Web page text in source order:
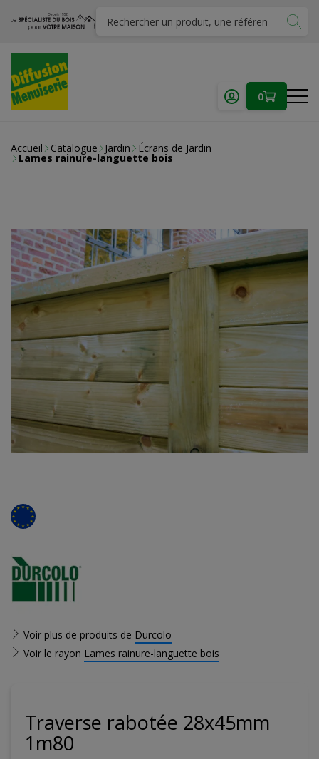
0
Accueil Catalogue Jardin Écrans de Jardin
Lames rainure-languette bois
Voir plus de produits de Durcolo
Voir le rayon Lames rainure-languette bois
Traverse rabotée 28x45mm
1m80